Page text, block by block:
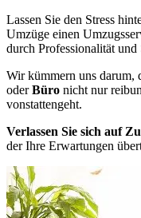
Lassen Sie den Stress
Umzüge einen
durch Professionalität und
Wir kümmern uns darum,
oderBüro nicht nur
vonstattengeht.
Verlassen Sie sich auf
der Ihre Erwartungen